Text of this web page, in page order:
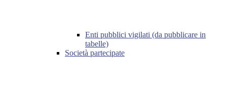
Enti pubblici vigilati (da pubblicare in
tabelle)
Società partecipate